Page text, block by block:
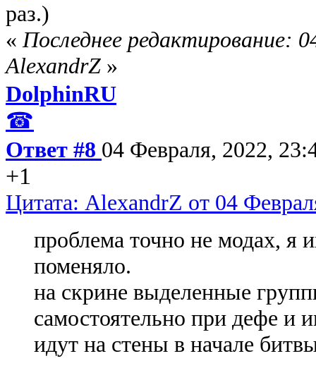
раз.)
« Последнее редактирование:
AlexandrZ »
DolphinRU
☎
Ответ #8 04 Февраля, 2022,
+1
Цитата: AlexandrZ от 04
проблема точно не модах, я
поменяло.
на скрине выделенные
самостоятельно при дефе и
идут на стены в начале